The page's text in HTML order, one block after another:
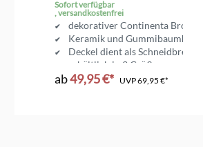
Sofort verfügbar
, versandkostenfrei
dekorativer Continenta Brottopf
Keramik und Gummibaumholz
Deckel dient als Schneidbrett
erhältlich in 3 Größen
ab49,95 €* UVP69,95 €*